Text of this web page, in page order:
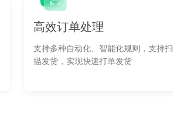
高效订单处理
支持多种自动化、智能化规则，支持扫
描发货，实现快速打单发货